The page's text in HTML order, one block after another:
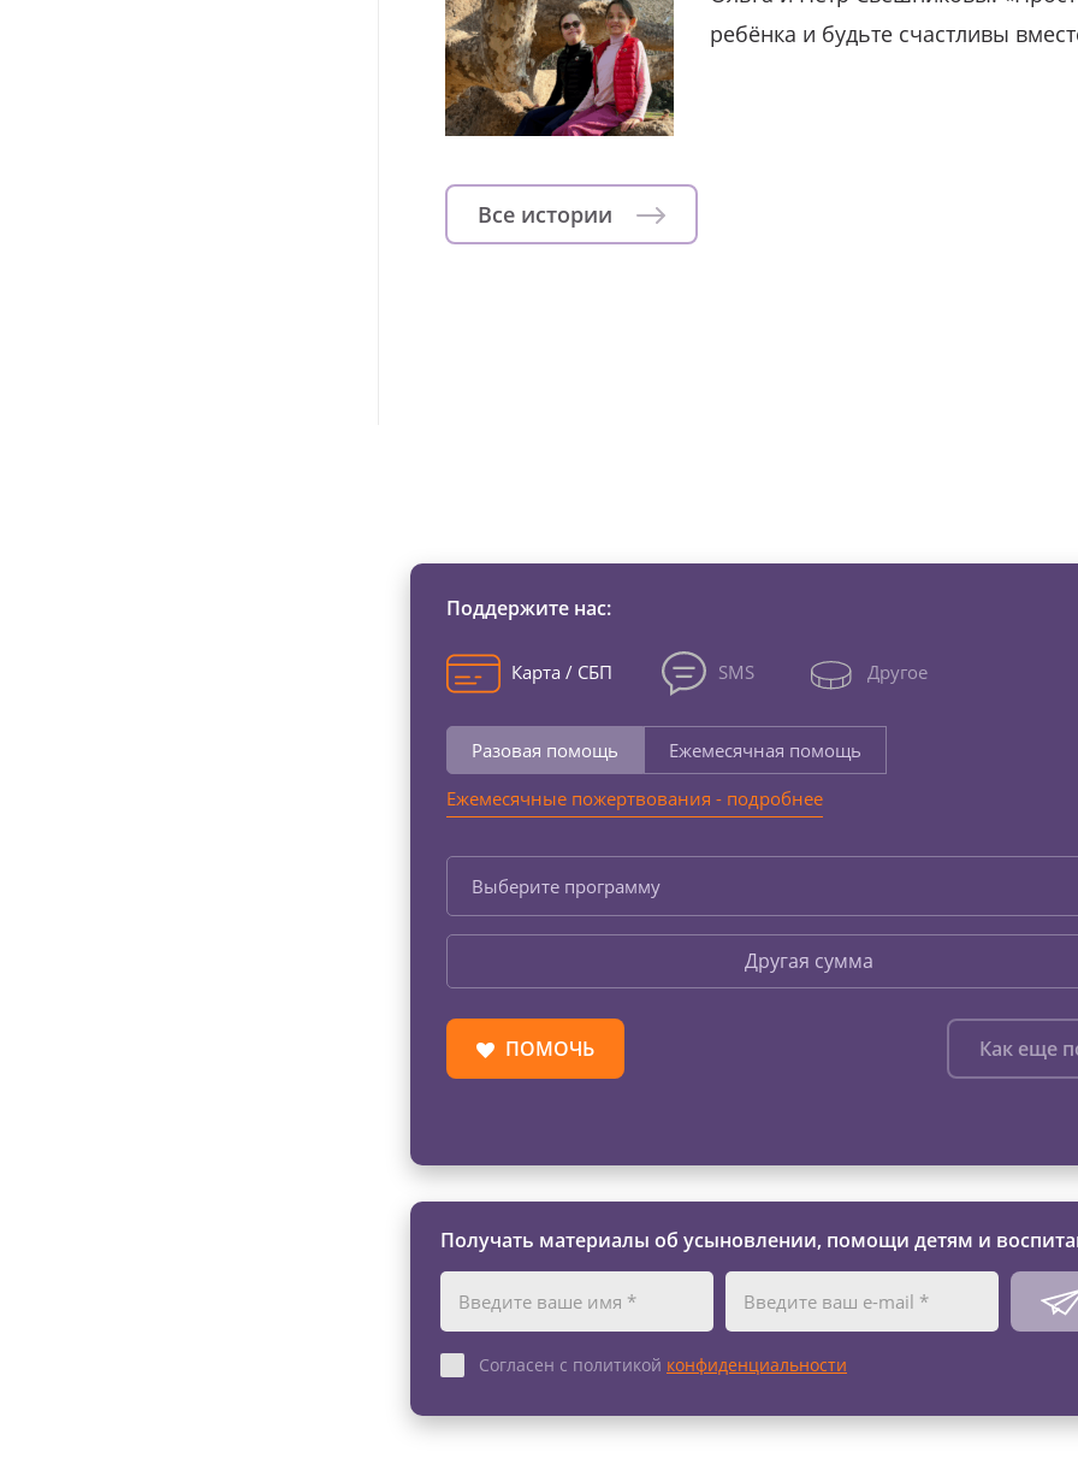
ребёнка и будьте счастливы
Все истории
Поддержите нас:
Карта / СБП SMS Другое
Разовая помощь
Ежемесячная помощь
Ежемесячные пожертвования - подробнее
Выберите программу
Другая сумма
ПОМОЧЬ Как еще
Получать материалы об усыновлении, помощи детям и
Согласен с политикой конфиденциальности